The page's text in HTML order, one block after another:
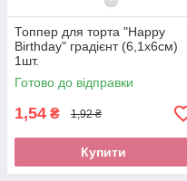
Топпер для торта "Happy
Birthday" градієнт (6,1х6см)
1шт.
Готово до відправки
1,54 ₴ 1,92 ₴
Купити